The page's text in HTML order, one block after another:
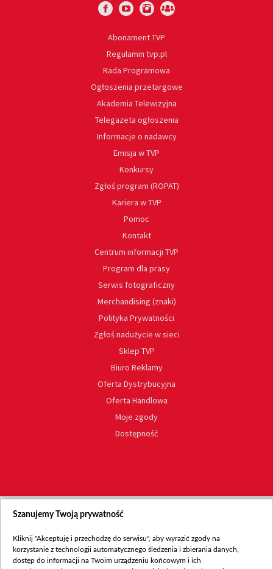
Abonament TVP
Regulamin tvp.pl
Rada Programowa
Ogłoszenia przetargowe
Akademia Telewizyjna
Telegazeta ogłoszenia
Informacje o nadawcy
Emisja w TVP
Konkursy
Zgłoś program (ROPAT)
Kariera w TVP
Pomoc
Kontakt
Centrum informacji TVP
Program dla prasy
Serwis fotograficzny
Merchandising (znaki)
Polityka Prywatności
Zgłoś nadużycie w sieci
Sklep TVP
Biuro Reklamy
Oferta Dystrybucyjna
Oferta Handlowa
Moje zgody
Dostępność
Szanujemy Twoją prywatność
Kliknij "Akceptuję i przechodzę do serwisu", aby wyrazić zgody na
korzystanie z technologii automatycznego śledzenia i zbierania danych,
dostęp do informacji na Twoim urządzeniu końcowym i ich